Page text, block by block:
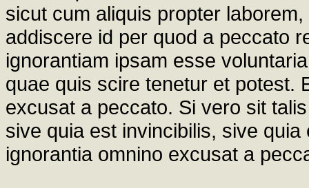
sicut cum aliquis propter
addiscere id per quod a peccato
ignorantiam ipsam esse
quae quis scire tenetur et potest.
excusat a peccato. Si vero sit
sive quia est invincibilis, sive
ignorantia omnino excusat a